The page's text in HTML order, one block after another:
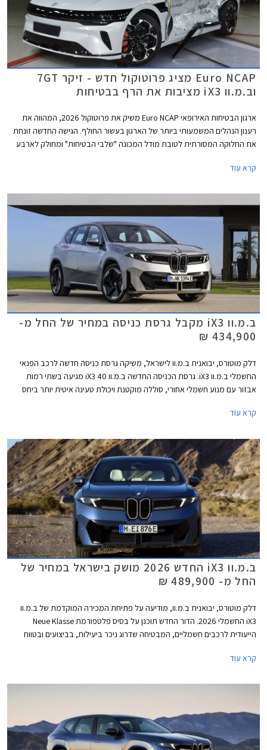
Euro NCAP מציג פרוטוקול חדש - זיקר 7GT
וב.מ.וו iX3 מציבות את הרף בבטיחות
ארגון הבטיחות האירופאי Euro NCAP משיק את פרוטוקול 2026, המהווה את
רענון הנהלים המשמעותי ביותר של הארגון בעשור החולף. הגישה החדשה זונחת
את החלוקה המסורתית לטובת מודל המכונה "שלבי הבטיחות" ומחולק לארבע
תאונה, ובטיחות לאחר תאונה. לבסוף מעניק הארגון ציון משוקלל לפי כוכבים.
מודרניים, ולהעניק משקל רב יותר למערכות סיוע אקטיביות, ממשקים דיגיטליים
וטיפול בטיחותי בסוללות מתח גבוה בשעת חירום. שתי המכוניות הראשונות
שנבחנו תחת פרוטוקול מחמיר זה הן ב.מ.וו iX3 אשר הושקה לאחרונה בישראל
וזיקר 7GT אשר תגיע אלינו בקרוב, שתיהן מכוניות חשמליות מתקדמות, אשר
הצליחו לגרוף את ציון מרבי של 5 כוכבים, אך הציגו פערים מעניינים
בתתי-המבחנים.
קרא עוד
ב.מ.וו iX3 מקבל גרסת כניסה במחיר של החל מ-
434,900 ₪
דלק מוטורס, יבואנית ב.מ.וו לישראל, משיקה גרסת כניסה חדשה לרכב הפנאי
החשמלי ב.מ.וו iX3. גרסת הכניסה החדשה ב.מ.וו iX3 40 מגיעה בשתי רמות
אבזור עם מנוע חשמלי אחורי, סוללה מוקטנת ויכולת טעינה איטית יותר ביחס
קרא עוד
ב.מ.וו iX3 החדש 2026 מושק בישראל במחיר של
החל מ- 489,900 ₪
דלק מוטורס, יבואנית ב.מ.וו, מודיעה על פתיחת המכירה המוקדמת של ב.מ.וו
iX3 החשמלי 2026. הדור החדש תוכנן על בסיס פלטפורמת Neue Klasse
הייעודית לרכבים חשמליים, המבטיחה שדרוג ניכר ביעילות, בביצועים ובטווח
קרא עוד